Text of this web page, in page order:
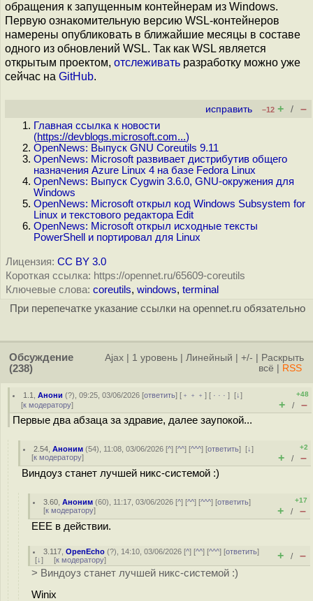
обращения к запущенным контейнерам из Windows.
Первую ознакомительную версию WSL-контейнеров
намерены опубликовать в ближайшие месяцы в составе
одного из обновлений WSL. Так как WSL является
открытым проектом, отслеживать разработку можно уже
сейчас на GitHub.
исправить –12 + / –
Главная ссылка к новости
(https://devblogs.microsoft.com...)
OpenNews: Выпуск GNU Coreutils 9.11
OpenNews: Microsoft развивает дистрибутив общего
назначения Azure Linux 4 на базе Fedora Linux
OpenNews: Выпуск Cygwin 3.6.0, GNU-окружения для
Windows
OpenNews: Microsoft открыл код Windows Subsystem for
Linux и текстового редактора Edit
OpenNews: Microsoft открыл исходные тексты
PowerShell и портировал для Linux
Лицензия: CC BY 3.0
Короткая ссылка: https://opennet.ru/65609-coreutils
Ключевые слова: coreutils, windows, terminal
При перепечатке указание ссылки на opennet.ru обязательно
Обсуждение
(238)
Ajax 1 уровень Линейный +/-
Раскрыть
всё
RSS
1.1 ,Анони (?), 09:25, 03/06/2026 [ответить] [ ﹢﹢﹢] [ · · ·][↓]
[к модератору]
+48
+ / –
Первые два абзаца за здравие, далее заупокой...
2.54 ,Аноним (54), 11:08, 03/06/2026 [^] [^^] [^^^] [ответить][↓]
[к модератору]
+2
+ / –
Виндоуз станет лучшей никс-системой :)
3.60 ,Аноним (60), 11:17, 03/06/2026 [^] [^^] [^^^] [ответить]
[к модератору]
+17
+ / –
EEE в действии.
3.117 ,OpenEcho (?), 14:10, 03/06/2026 [^] [^^] [^^^] [ответить]
[↓] [к модератору] + / –
> Виндоуз станет лучшей никс-системой :)
Winix